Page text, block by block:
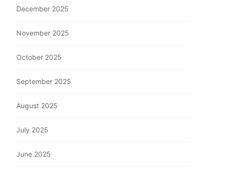
December 2025
November 2025
October 2025
September 2025
August 2025
July 2025
June 2025